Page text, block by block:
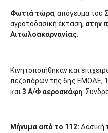
Φωτιά τώρα, απόγευμα του
αγροτοδασική έκταση, στην
Αιτωλοακαρνανίας
Κινητοποιήθηκαν και
πεζοπόρων της 6ης ΕΜΟΔΕ,
και 3 Α/Φ αεροσκάφη .
Μήνυμα από το 112: Δασική